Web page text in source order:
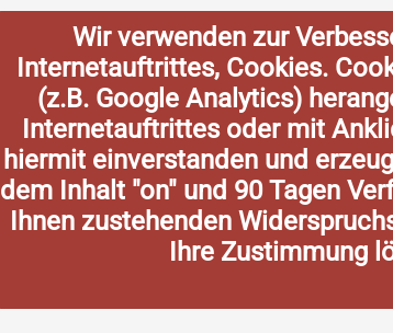
Wir verwenden zur
Internetauftrittes, Cookies.
(z.B. Google Analytics)
Internetauftrittes oder mit
hiermit einverstanden und
dem Inhalt "on" und 90 Tagen
Ihnen zustehenden
Ihre Zustimmung